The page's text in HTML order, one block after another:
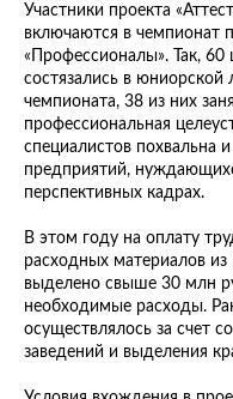
Участники проекта
включаются в чемпионат
«Профессионалы». Так,
состязались в юниорской
чемпионата, 38 из них
профессиональная
специалистов похвальна
предприятий,
перспективных кадрах.
В этом году на оплату
расходных материалов
выделено свыше 30 млн
необходимые расходы.
осуществлялось за счет
заведений и выделения